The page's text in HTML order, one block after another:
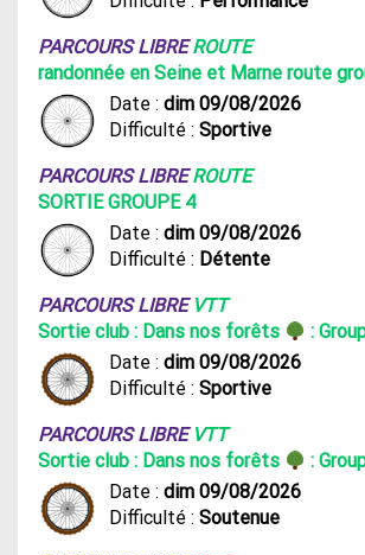
PARCOURS LIBREROUTE
randonnée en Seine et Marne route
Date : dim 09/08/2026
Difficulté : Sportive
PARCOURS LIBREROUTE
SORTIE GROUPE 4
Date : dim 09/08/2026
Difficulté : Détente
PARCOURS LIBRE VTT
Sortie club : Dans nos forêts
:
Date : dim 09/08/2026
Difficulté : Sportive
PARCOURS LIBRE VTT
Sortie club : Dans nos forêts
:
Date : dim 09/08/2026
Difficulté : Soutenue